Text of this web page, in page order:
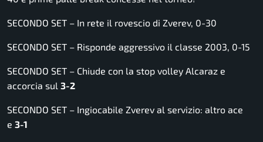
SECONDO SET – In rete il rovescio di Zverev, 0-30
SECONDO SET – Risponde aggressivo il classe 2003, 0-15
SECONDO SET – Chiude con la stop volley Alcaraz e
accorcia sul 3-2
SECONDO SET – Ingiocabile Zverev al servizio: altro ace
e 3-1